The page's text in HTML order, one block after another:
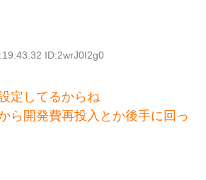
ID:2wrJ0I2g0
定してるからね
ら開発費再投入とか後手に回っ